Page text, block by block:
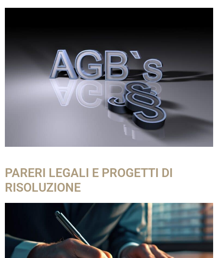
PARERI LEGALI E PROGETTI DI
RISOLUZIONE